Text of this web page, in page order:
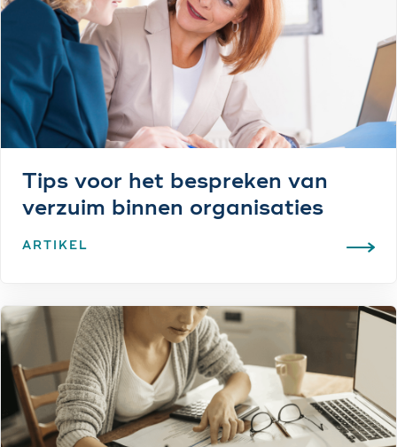
Tips voor het bespreken van
verzuim binnen organisaties
ARTIKEL